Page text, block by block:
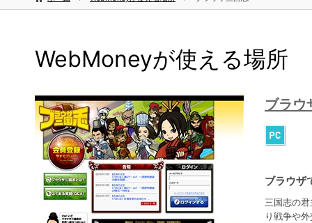
WebMoneyが使える場所
ブラウ
ブラウザ
三国志の
り戦争や